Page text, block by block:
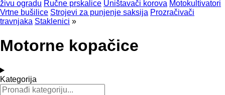
živu ogradu Ručne prskalice Uništavači korova Motokultivatori
Vrtne bušilice Strojevi za punjenje saksija Prozračivači
travnjaka Stakleniсi »
Motorne kopačice
Kategorija